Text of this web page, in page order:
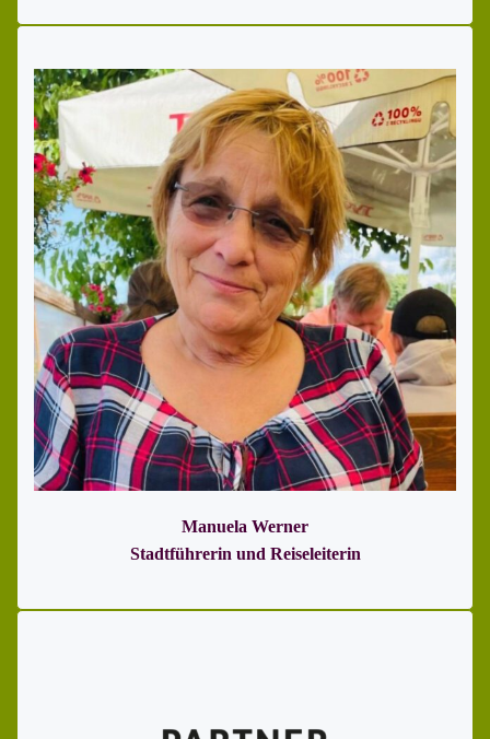
Manuela Werner
Stadtführerin und Reiseleiterin